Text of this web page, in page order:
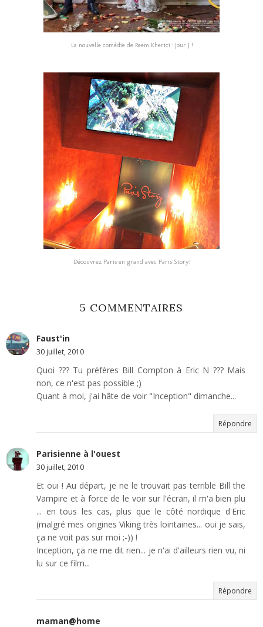
La nouvelle comédie de Reem Kherici : Jour J !
Découvrez Paris en grand avec Paris Story!
5 COMMENTAIRES
Faust'in
30 juillet, 2010
Quoi ??? Tu préfères Bill Compton à Eric N ??? Mais
non, ce n'est pas possible ;)
Quant à moi, j'ai hâte de voir "Inception" dimanche...
Répondre
Parisienne à l'ouest
30 juillet, 2010
Et oui ! Au départ, je ne le trouvait pas terrible Bill the
Vampire et à force de le voir sur l'écran, il m'a bien plu
... en tous les cas, plus que le côté nordique d'Eric
(malgré mes origines Viking très lointaines... oui je sais,
ça ne voit pas sur moi ;-)) !
Inception, ça ne me dit rien... je n'ai d'ailleurs rien vu, ni
lu sur ce film...
Répondre
maman@home